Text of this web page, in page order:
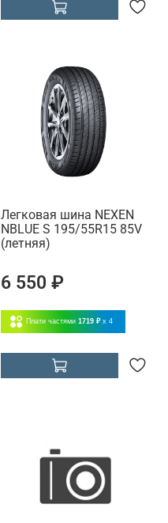
Легковая шина NEXEN
NBLUE S 195/55R15 85V
(летняя)
6 550 ₽
Плати частями 1719 ₽ x 4